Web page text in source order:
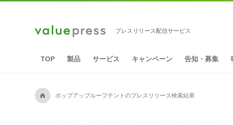
プレスリリース配信サービス
TOP 製品 サービス キャンペーン 告知・募集
A ポップアップルーフテントのプレスリリース検索結果